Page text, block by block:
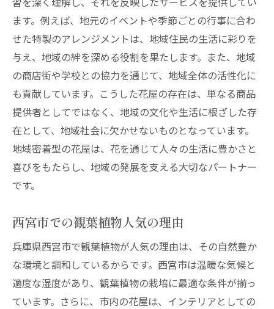
ます。例えば、地元のイベントや季節ごとの行事に合わ
せた特製のアレンジメントは、地域住民の生活に彩りを
与え、地域の絆を深める役割を果たします。また、地域
の商店街や学校との協力を通じて、地域全体の活性化に
も貢献しています。こうした花屋の存在は、単なる商品
提供者としてではなく、地域の文化や生活に根ざした存
在として、地域社会に欠かせないものとなっています。
地域密着型の花屋は、花を通じて人々の生活に豊かさと
喜びをもたらし、地域の発展を支える大切なパートナー
です。
西宮市での観葉植物人気の理由
兵庫県西宮市で観葉植物が人気の理由は、その自然豊か
な環境と調和しているからです。西宮市は温暖な気候と
適度な湿度があり、観葉植物の栽培に最適な条件が揃っ
ています。さらに、市内の花屋は、インテリアとしての